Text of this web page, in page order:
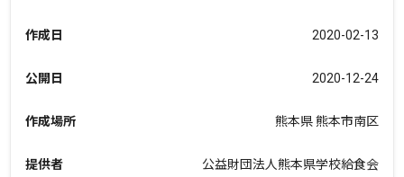
作成日 2020-02-13
公開日 2020-12-24
作成場所 熊本県 熊本市南区
提供者 公益財団法人熊本県学校給食会